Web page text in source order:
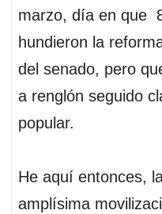
marzo, día en que
hundieron la
del senado, pero
a renglón seguido
popular.
He aquí entonces,
amplísima